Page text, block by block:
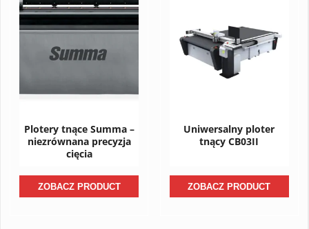
Plotery tnące Summa –
niezrównana precyzja
cięcia
ZOBACZ PRODUCT
Uniwersalny ploter
tnący CB03II
ZOBACZ PRODUCT